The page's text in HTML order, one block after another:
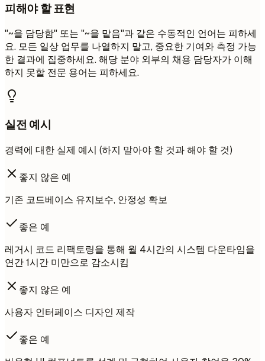
피해야 할 표현
"~을 담당함" 또는 "~을 맡음"과 같은 수동적인 언어는 피하세
요. 모든 일상 업무를 나열하지 말고, 중요한 기여와 측정 가능
한 결과에 집중하세요. 해당 분야 외부의 채용 담당자가 이해
하지 못할 전문 용어는 피하세요.
실전 예시
경력에 대한 실제 예시 (하지 말아야 할 것과 해야 할 것)
좋지 않은 예
기존 코드베이스 유지보수, 안정성 확보
좋은 예
레거시 코드 리팩토링을 통해 월 4시간의 시스템 다운타임을
연간 1시간 미만으로 감소시킴
좋지 않은 예
사용자 인터페이스 디자인 제작
좋은 예